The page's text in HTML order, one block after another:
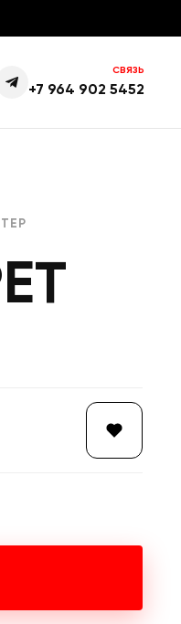
СВЯЗЬ
+7 964 902 5452